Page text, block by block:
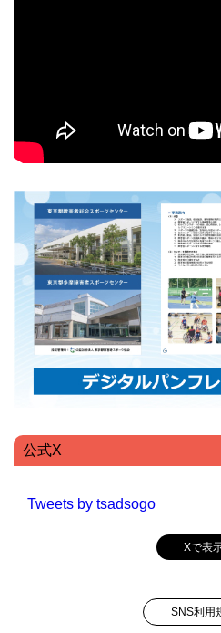
公式X
Tweets by tsadsogo
Xで表
SNS利用